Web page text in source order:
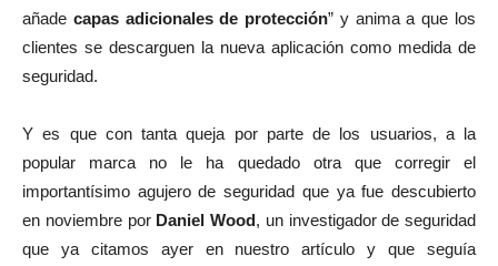
añade capas adicionales de protección” y anima a que los
clientes se descarguen la nueva aplicación como medida de
seguridad.
Y es que con tanta queja por parte de los usuarios, a la
popular marca no le ha quedado otra que corregir el
importantísimo agujero de seguridad que ya fue descubierto
en noviembre por Daniel Wood, un investigador de seguridad
que ya citamos ayer en nuestro artículo y que seguía